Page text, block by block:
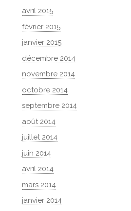
avril 2015
février 2015
janvier 2015
décembre 2014
novembre 2014
octobre 2014
septembre 2014
août 2014
juillet 2014
juin 2014
avril 2014
mars 2014
janvier 2014